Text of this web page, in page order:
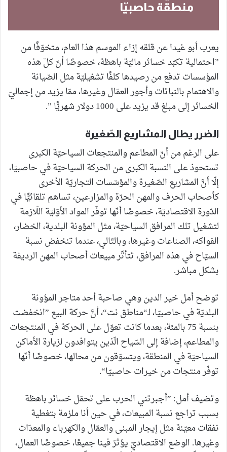
منطقة حاصبيّا
يعرب أبو غيدا عن قلقه إزاء الموسم هذا العام، متخوّفًا من
”احتمالية تكبّد خسائر ماليّة باهظة، خصوصًا أنّ كلّ هذه
المؤسسات تدفع من رصيدها كلفًا تشغيليّة مثل الصّيانة
والاهتمام بالنباتات وأجور العمّال وغيرها، ممّا يزيد من إجماليّ
الخسائر إلى مبلغ قد يزيد على 1000 دولار شهريًّا ”.
الضرر يطال المشاريع الصّغيرة
على الرغم من أنّ المطاعم والمنتجعات السياحيّة الكبرى
تستحوذ على النسبة الكبرى من الحركة السياحيّة في حاصبيّا،
إلّا أنَّ المشاريع الصّغيرة والمؤسّسات التجاريّة الأخرى
كأصحاب الحرف والمهن الحرّة والمزارعين، تساهم تلقائيًّا في
الدّورة الاقتصاديّة، خصوصًا أنّها توفّر المواد الأوّليّة اللّازمة
لتشغيل تلك المرافق السياحيّة، مثل المؤونة البلدية، الخضار،
الفواكه، الصناعات وغيرها، وبالتّالي، عندما تنخفض نسبة
السيّاح في هذه المرافق، تتأثّر مبيعات أصحاب المهن الرديفة
بشكل مباشر.
توضح أمل خير الدين وهي صاحبة أحد متاجر المؤونة
البلديّة في حاصبيّا، لـ“مناطق نت“، أنَّ حركة البيع ”انخفضت
بنسبة 75 بالمئة، بعدما كانت تعوّل على الحركة في المنتجعات
والمطاعم، إضافة إلى السّياح الّذين يتوافدون لزيارة الأماكن
السياحيّة في المنطقة، ويتسوّقون من محالها، خصوصًا أنّها
توفّر منتجات من خيرات حاصبيّا“.
وتضيف أمل: ”أجبرتني الحرب على تحمّل خسائر باهظة
بسبب تراجع نسبة المبيعات، في حين أنا ملزمة بتغطية
نفقات معيّنة مثل إيجار المبنى والعمّال والكهرباء والمعدّات
وغيرها. الوضع الاقتصاديّ يؤثرّ فينا جميعًا، خصوصًا العمال،